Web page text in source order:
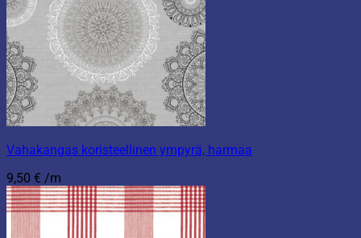
Vahakangas koristeellinen ympyrä, harmaa
9,50 € /m